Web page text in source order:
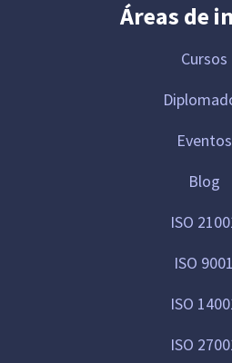
Áreas de
Cursos
Eventos
Blog
ISO
ISO 9001
ISO
ISO